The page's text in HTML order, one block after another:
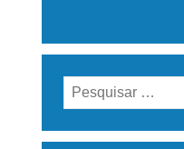
Pesquisar
por: